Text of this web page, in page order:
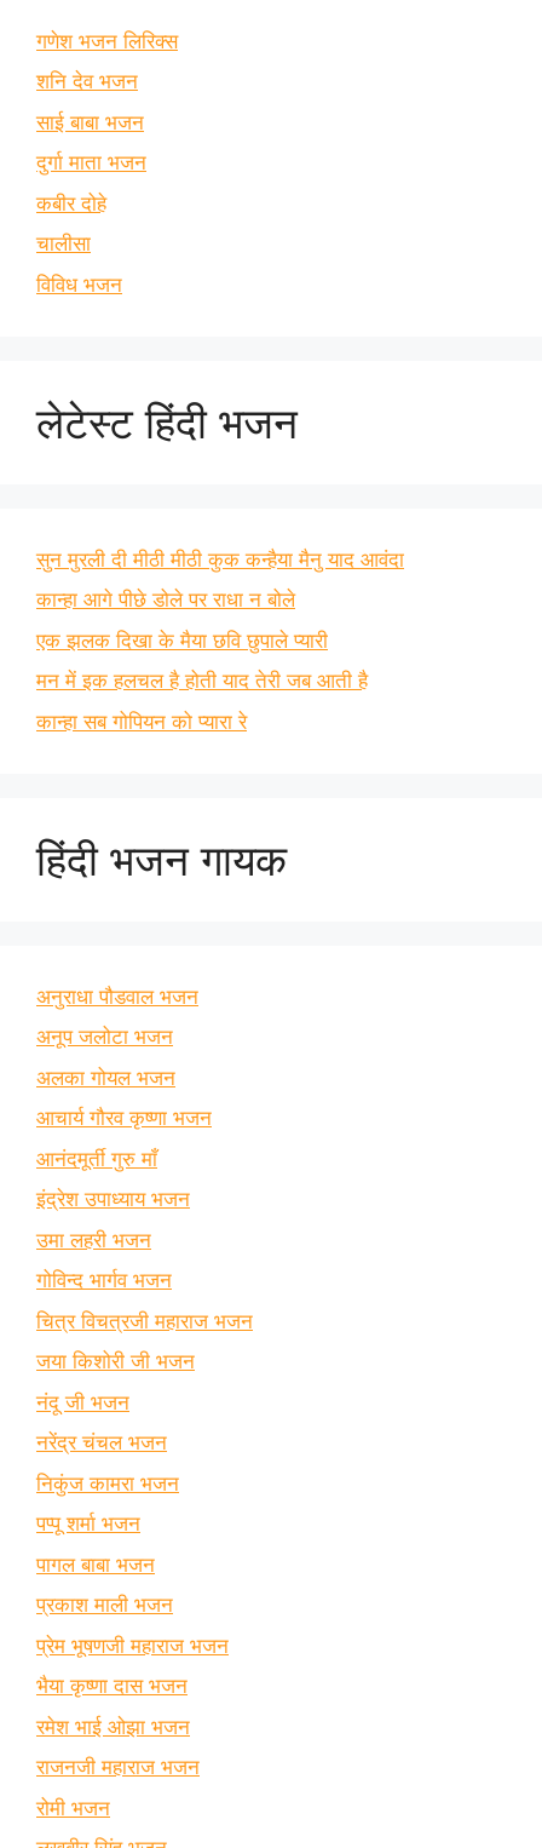
गणेश भजन लिरिक्स
शनि देव भजन
साई बाबा भजन
दुर्गा माता भजन
कबीर दोहे
चालीसा
विविध भजन
लेटेस्ट हिंदी भजन
सुन मुरली दी मीठी मीठी कुक कन्हैया मैनु याद आवंदा
कान्हा आगे पीछे डोले पर राधा न बोले
एक झलक दिखा के मैया छवि छुपाले प्यारी
मन में इक हलचल है होती याद तेरी जब आती है
कान्हा सब गोपियन को प्यारा रे
हिंदी भजन गायक
अनुराधा पौडवाल भजन
अनूप जलोटा भजन
अलका गोयल भजन
आचार्य गौरव कृष्णा भजन
आनंदमूर्ती गुरु माँ
इंद्रेश उपाध्याय भजन
उमा लहरी भजन
गोविन्द भार्गव भजन
चित्र विचत्रजी महाराज भजन
जया किशोरी जी भजन
नंदू जी भजन
नरेंद्र चंचल भजन
निकुंज कामरा भजन
पप्पू शर्मा भजन
पागल बाबा भजन
प्रकाश माली भजन
प्रेम भूषणजी महाराज भजन
भैया कृष्णा दास भजन
रमेश भाई ओझा भजन
राजनजी महाराज भजन
रोमी भजन